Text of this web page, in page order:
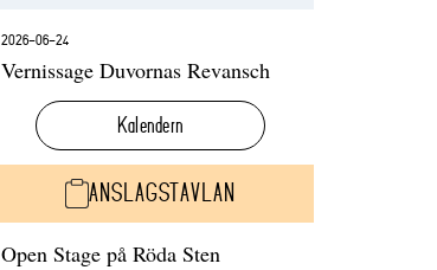
2026-06-24
Vernissage Duvornas Revansch
Kalendern
ANSLAGSTAVLAN
Open Stage på Röda Sten